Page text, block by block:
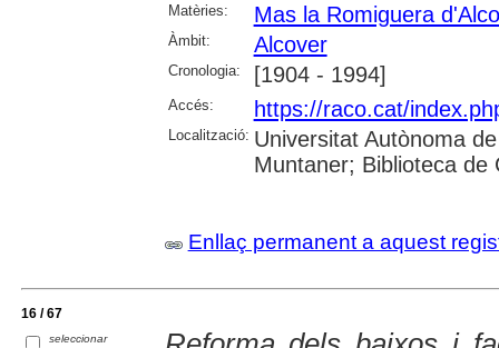
Matèries: Mas la Romiguera
Àmbit: Alcover
Cronologia: [1904 - 1994]
Accés: https://raco.cat/
Localització: Universitat Autònoma
Muntaner; Biblioteca de
Enllaç permanent a aquest
16 / 67
seleccionar